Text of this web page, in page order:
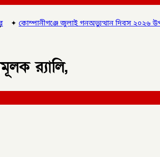
গনঅভ্যুত্থান দিবস ২০২৬ উপলক্ষে আলোচনা সভা ও
র‍্যালি,